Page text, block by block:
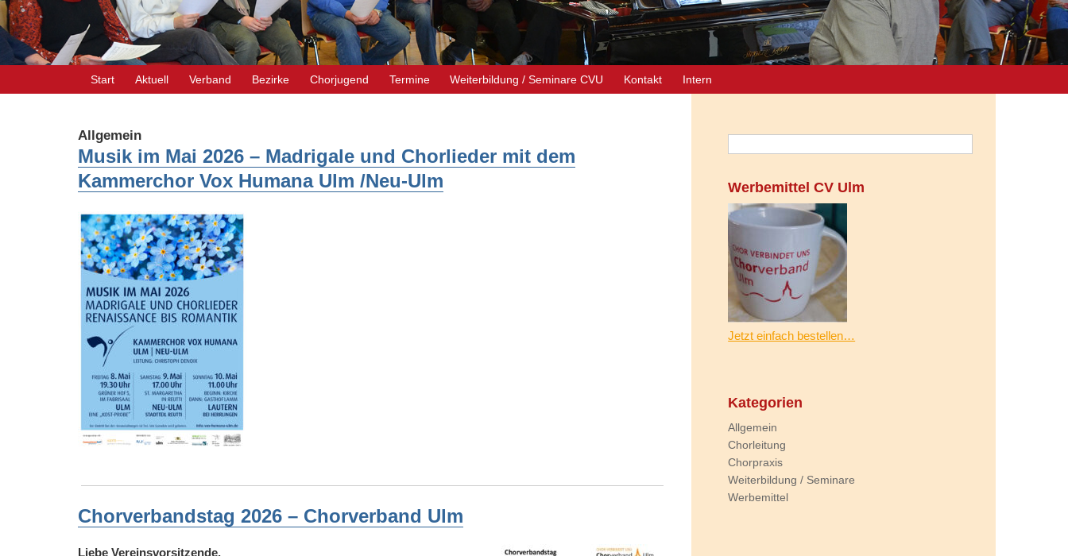
Start Aktuell Verband Bezirke Chorjugend Termine Weiterbildung / Seminare CVU Kontakt Intern
Allgemein
Musik im Mai 2026 – Madrigale und Chorlieder mit dem
Kammerchor Vox Humana Ulm /Neu-Ulm
Chorverbandstag 2026 – Chorverband Ulm
Liebe Vereinsvorsitzende,
Werbemittel CV Ulm
Jetzt einfach bestellen…
Kategorien
Allgemein
Chorleitung
Chorpraxis
Weiterbildung / Seminare
Werbemittel